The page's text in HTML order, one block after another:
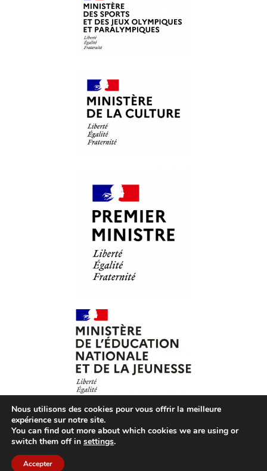
© Les Petits Citoyens – 2026 – Tous droits réservés – CGV
– CGU–Mentions légales
par le ministère de l’Éducation nationale
Nous utilisons des cookies pour vous offrir la meilleure
expérience sur notre site.
You can find out more about which cookies we are using or
switch them off in settings.
Accepter